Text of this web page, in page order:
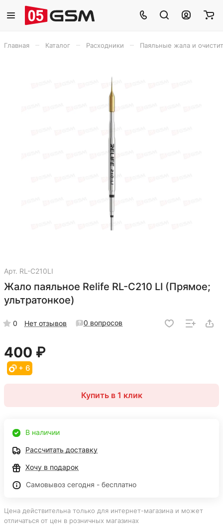
Главная Каталог Расходники Паяльные жала и
Арт. RL-C210LI
Жало паяльное Relife RL-C210 LI (Прямое;
ультратонкое)
0 Нет отзывов 0 вопросов
400 ₽
+ 6
Купить в 1 клик
В наличии
Рассчитать доставку
Хочу в подарок
Самовывоз сегодня - бесплатно
Цена действительна только для интернет-магазина и может
отличаться от цен в розничных магазинах